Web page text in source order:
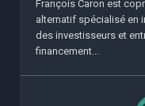
François Caron est
alternatif spécialisé en
des investisseurs et
financement...